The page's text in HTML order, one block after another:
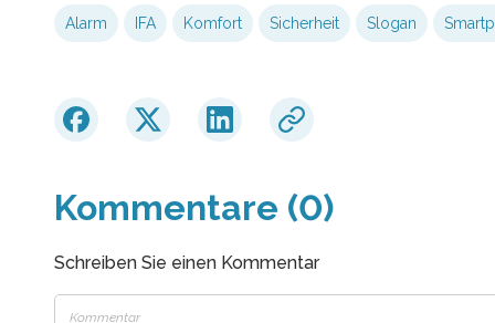
Alarm IFA Komfort Sicherheit Slogan
Kommentare (0)
Schreiben Sie einen Kommentar